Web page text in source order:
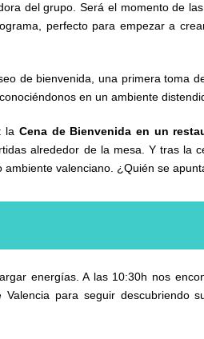
del grupo. Será el momento de las
perfecto para empezar a
de bienvenida, una primera toma
en un ambiente
laCena de Bienvenida en un
alrededor de la mesa. Y tras la
valenciano. ¿Quién se
energías. A las 10:30h nos
para seguir descubriendo